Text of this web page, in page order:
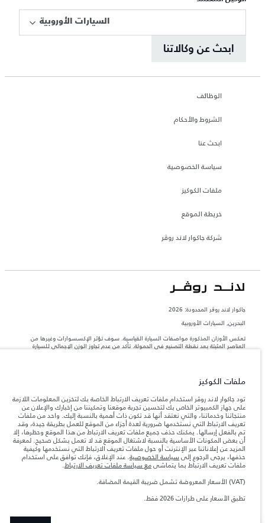
السيارات الأوروبية
ابحث عن وكالاتنا
الوظائف
الشروط والأحكام
ابحث عنا
سياسة الخصوصية
ملفات الكوكيز
خريطة الموقع
شركة جاكوار لاند روڤر
جاكوار لاند روڨر المحدودة: 2026
البحرين, السيارات الأوروبية
تعكس الأوزان المذكورة مواصفات السيارة القياسية. سوف تؤثر الإكسسوارات وغيرها من
العناصر المثبتة بعد نقطة التصنيع في الحمولة. تأكد من عدم تجاوز الوزن الإجمالي للسيارة
المعلومات والمواصفات والأسعار والألوان المذكورة على هذا الموقع قد تختلف من بلد إلى
آخر، كما أنّها قد تتغير بدون إشعار مسبق. الرجاء التواصل مع وكيلنا المحلي للتأكد من توفّرها
والتحقق من الأسعار.
ملاحظة مهمة حول الصور والمواصفات.إن النقص العالمي في أشباه الموصلات يؤثر حاليًا
في مواصفات تصميم السيارات وتوفر الخيارات وتوقيتات التصاميم. هذا ظرف ديناميكي
للغاية، ونتيجة لذلك، قد لا تمثّل الصور المستخدَمة ضمن موقع الويب حاليًا المواصفات الحالية
بالكامل بالنسبة إلى الميزات والخيارات والحلية ومجموعات الألوان. يرجى استشارة وكيلك الذي
سيتمكّن من تأكيد أي تقييدات حالية معك للسماح لك باتخاذ قرار مدروس
الأرقام المقدمة هي نتيجة لاختبارات المصنع الرسمية وفقاً لتشريعات الاتحاد الأوروبي. قد
يتباين استهلك الوقود الفعلي للمركبة عن ذلك المتحقق في تلك الاختبارات كما أن هذه
الأرقام بغرض المقارنة فحسب.
الأسعار تنطبق فقط على الطرازات المصنعة في عام 2026.‎‎‎
ملفات الكوكيز
تود جاكوار لاند روڤر استخدام ملفات تعريف الارتباط الخاصة بك لتخزين المعلومات اللازمة
على جهاز الكمبيوتر الخاص بك لتحسين تجربة موقعنا وتمكيننا من إخبارك والإعلان عن
منتجاتنا وخدماتنا، والتي نعتقد أنها قد تكون ذات أهمية بالنسبة إليك. واحد من ملفات
تعريف الارتباط التي نستخدمها ضرورية لعدة أجزاء من الموقع للعمل بطريقة جيدة، وقد
تم بالفعل إرسالها. يمكنك حذف جميع ملفات تعريف الارتباط من هذا الموقع وحظرها، إلا
أن بعض المكونات الأساسية بالنسبة لاشتغال الموقع قد لا تعمل بشكل صحيح. لمعرفة
المزيد عن إعلاناتنا عبر الإنترنت أو حول ملفات تعريف الارتباط التي نستخدمها وكيفية
حذفها، يرجى الرجوع إلى سياسة الخصوصية. عند الإغلاق، فإنك توافق على استخدام
ملفات تعريف الارتباط بما يتماشىمع سياسة ملفات تعريف الارتباط.
(VAT) الأسعار المعروضة تشمل ضريبة القيمة المضافة.
تطبق الأسعار على طرازات 2026 فقط.